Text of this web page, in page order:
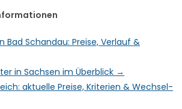
Bad Schandau: Preise, Verlauf &
in Sachsen im Überblick →
aktuelle Preise, Kriterien & Wechsel-